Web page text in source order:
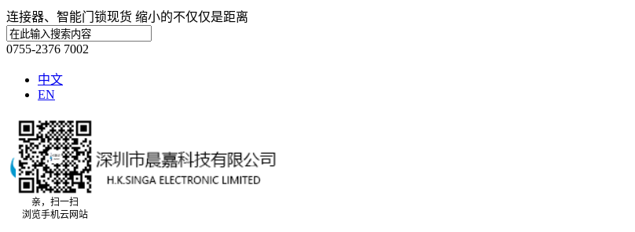
连接器、智能门锁现货 缩小的不仅仅是距离
0755-2376 7002
中文
EN
亲，扫一扫
浏览手机云网站